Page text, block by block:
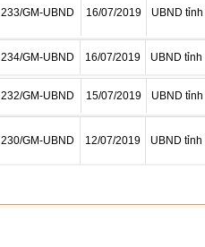
233/GM-UBND 16/07/2019 UBND tỉnh
234/GM-UBND 16/07/2019 UBND tỉnh
232/GM-UBND 15/07/2019 UBND tỉnh
230/GM-UBND 12/07/2019 UBND tỉnh